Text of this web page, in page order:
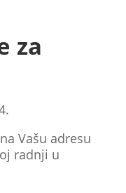
za
Vašu adresu
radnji u